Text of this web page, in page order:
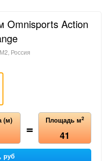
Omnisports Action
Россия
(м) = Площадь м2
41
руб